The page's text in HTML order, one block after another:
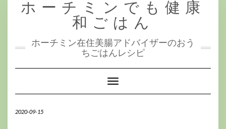
ホーチミンでも健康
和ごはん
ホーチミン在住美腸アドバイザーのおう
ちごはんレシピ
Toggle
Navigation
2020-09-15